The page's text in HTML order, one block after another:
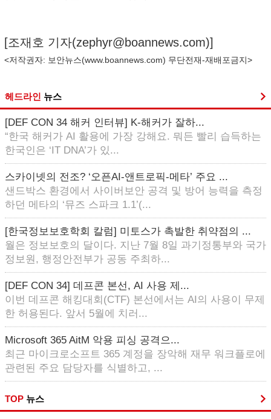
[조재호 기자(zephyr@boannews.com)]
<저작권자: 보안뉴스(www.boannews.com) 무단전재-재배포금지>
헤드라인 뉴스
[DEF CON 34 해커 인터뷰] K-해커가 잘하...
“한국 해커가 AI 활용에 가장 강해요. 뭐든 빨리 습득하는
한국인은 ‘IT DNA’가 있...
스카이넷의 전조? ‘오픈AI-앤트로픽-메타’ 주요 ...
샌드박스 환경에서 사이버보안 공격 및 방어 능력을 측정
하던 메타의 ‘뮤즈 스파크 1.1’(...
[한국정보보호학회 칼럼] 미토스가 촉발한 취약점의 ...
월은 정보보호의 달이다. 지난 7월 8일 과기정통부와 국가
정보원, 행정안전부가 공동 주최하...
[DEF CON 34] 데프콘 본선, AI 사용 제...
이번 데프콘 해킹대회(CTF) 본선에서는 AI의 사용이 무제
한 허용된다. 앞서 5월에 치러...
Microsoft 365 AitM 악용 피싱 공격으...
최근 마이크로소프트 365 계정을 장악해 재무 워크플로에
관련된 주요 담당자를 식별하고, ...
TOP 뉴스